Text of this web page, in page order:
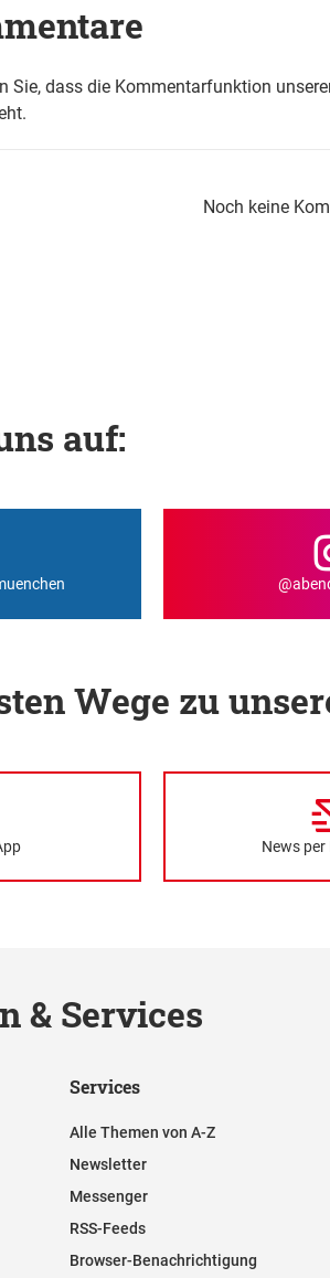
Sie, dass die Kommentarfunktion
Noch keine
auf:
Wege zu
News
& Services
Services
Alle Themen von A-Z
Newsletter
Messenger
RSS-Feeds
Browser-Benachrichtigung